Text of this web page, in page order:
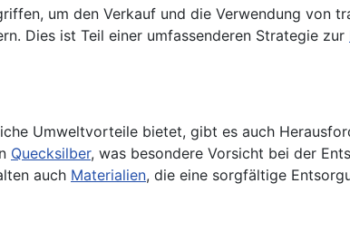
um den Verkauf und die Verwendung von
Dies ist Teil einer umfassenderen Strategie zur
Umweltvorteile bietet, gibt es auch
Quecksilber, was besondere Vorsicht bei der
auch Materialien, die eine sorgfältige